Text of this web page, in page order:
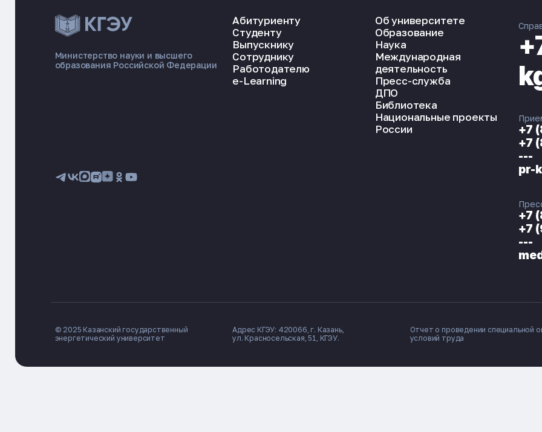
Министерство науки и высшего
образования Российской Федерации
Абитуриенту
Студенту
Выпускнику
Сотруднику
Работодателю
e-Learning
Об университете
Образование
Наука
Международная
деятельность
Пресс-служба
ДПО
Библиотека
Национальные проекты
России
+7
+7
---
pr-
+7
+7
---
© 2025 Казанский государственный
энергетический университет
Адрес КГЭУ: 420066, г. Казань,
ул. Красносельская, 51, КГЭУ.
Отчет о проведении специальной
условий труда